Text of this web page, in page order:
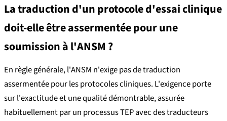
La traduction d'un protocole d'essai clinique
doit-elle être assermentée pour une
soumission à l'ANSM ?
En règle générale, l'ANSM n'exige pas de traduction
assermentée pour les protocoles cliniques. L'exigence porte
sur l'exactitude et une qualité démontrable, assurée
habituellement par un processus TEP avec des traducteurs